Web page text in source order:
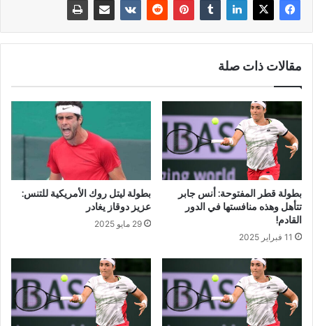
مقالات ذات صلة
بطولة قطر المفتوحة: أنس جابر
تتأهل وهذه منافستها في الدور
القادم!
11 فبراير 2025
بطولة ليتل روك الأمريكية للتنس:
عزيز دوقاز يغادر
29 مايو 2025